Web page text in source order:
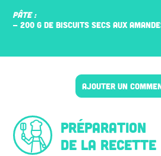
PÂTE :
- 200 G DE BISCUITS SECS AUX
AJOUTER UN
Préparation
de la recette